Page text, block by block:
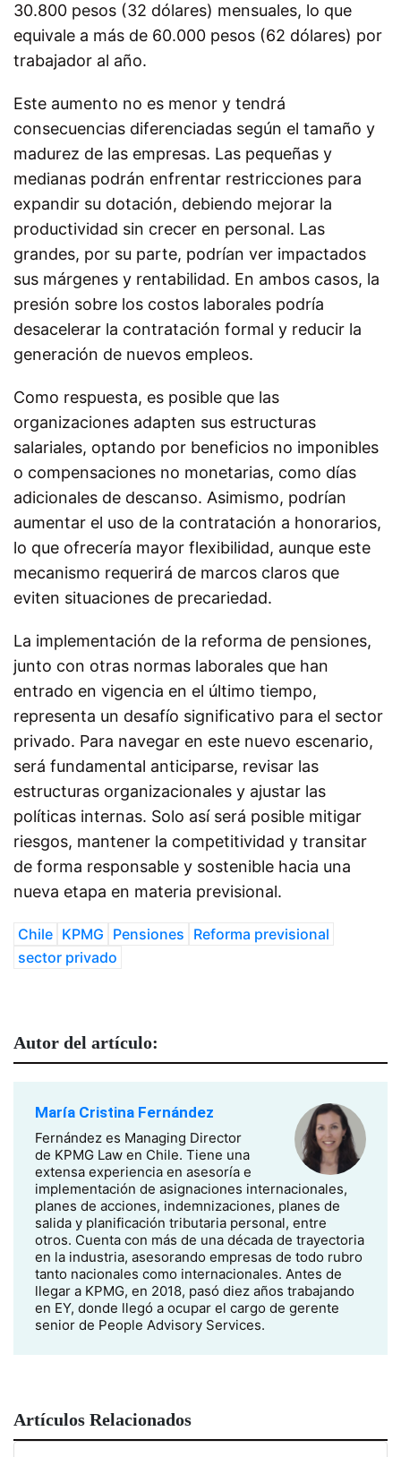
30.800 pesos (32 dólares) mensuales, lo que
equivale a más de 60.000 pesos (62 dólares) por
trabajador al año.
Este aumento no es menor y tendrá
consecuencias diferenciadas según el tamaño y
madurez de las empresas. Las pequeñas y
medianas podrán enfrentar restricciones para
expandir su dotación, debiendo mejorar la
productividad sin crecer en personal. Las
grandes, por su parte, podrían ver impactados
sus márgenes y rentabilidad. En ambos casos, la
presión sobre los costos laborales podría
desacelerar la contratación formal y reducir la
generación de nuevos empleos.
Como respuesta, es posible que las
organizaciones adapten sus estructuras
salariales, optando por beneficios no imponibles
o compensaciones no monetarias, como días
adicionales de descanso. Asimismo, podrían
aumentar el uso de la contratación a honorarios,
lo que ofrecería mayor flexibilidad, aunque este
mecanismo requerirá de marcos claros que
eviten situaciones de precariedad.
La implementación de la reforma de pensiones,
junto con otras normas laborales que han
entrado en vigencia en el último tiempo,
representa un desafío significativo para el sector
privado. Para navegar en este nuevo escenario,
será fundamental anticiparse, revisar las
estructuras organizacionales y ajustar las
políticas internas. Solo así será posible mitigar
riesgos, mantener la competitividad y transitar
de forma responsable y sostenible hacia una
nueva etapa en materia previsional.
Chile KPMG Pensiones Reforma previsional
sector privado
Autor del artículo:
María Cristina Fernández
Fernández es Managing Director
de KPMG Law en Chile. Tiene una
extensa experiencia en asesoría e
implementación de asignaciones internacionales,
planes de acciones, indemnizaciones, planes de
salida y planificación tributaria personal, entre
otros. Cuenta con más de una década de trayectoria
en la industria, asesorando empresas de todo rubro
tanto nacionales como internacionales. Antes de
llegar a KPMG, en 2018, pasó diez años trabajando
en EY, donde llegó a ocupar el cargo de gerente
senior de People Advisory Services.
Artículos Relacionados